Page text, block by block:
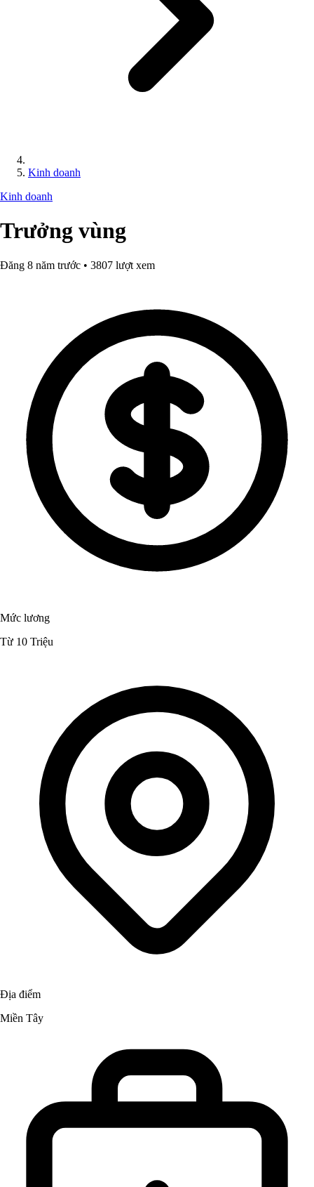
Kinh doanh
Kinh doanh
Trưởng vùng
Đăng 8 năm trước • 3807 lượt xem
Mức lương
Từ 10 Triệu
Địa điểm
Miền Tây